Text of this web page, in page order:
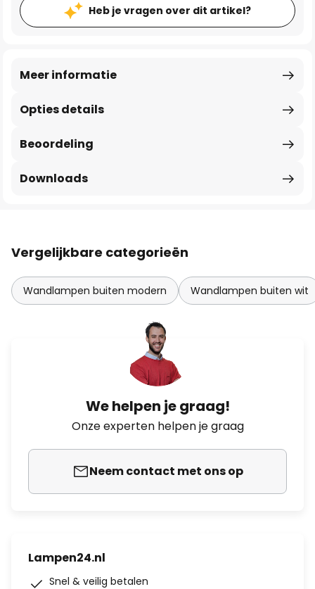
Heb je vragen over dit artikel?
Opties details
Meer informatie
Beoordeling
Downloads
Vergelijkbare categorieën
Wandlampen buiten modern Wandlampen buiten wit
We helpen je graag!
Onze experten helpen je graag
Neem contact met ons op
Lampen24.nl
Snel & veilig betalen